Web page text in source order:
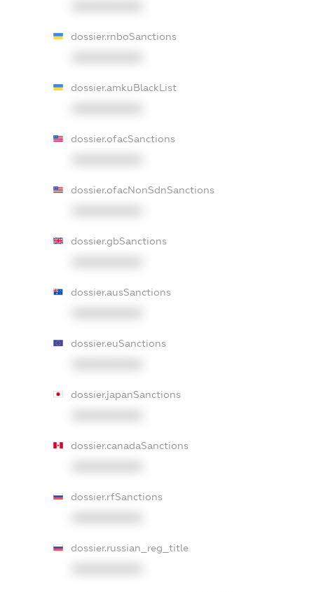
dossier.rnboSanctions
dossier.amkuBlackList
dossier.ofacSanctions
dossier.ofacNonSdnSanctions
dossier.gbSanctions
dossier.ausSanctions
dossier.euSanctions
dossier.japanSanctions
dossier.canadaSanctions
dossier.rfSanctions
dossier.russian_reg_title